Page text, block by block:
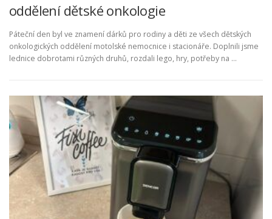
oddělení dětské onkologie
Páteční den byl ve znamení dárků pro rodiny a děti ze všech dětských
onkologických oddělení motolské nemocnice i stacionáře. Doplnili jsme
lednice dobrotami různých druhů, rozdali lego, hry, potřeby na …